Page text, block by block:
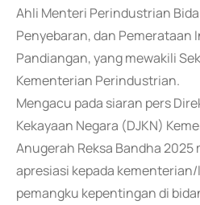
Ahli Menteri Perindustrian
Penyebaran, dan Pemerataan
Pandiangan, yang mewakili
Kementerian Perindustrian.
Mengacu pada siaran pers
Kekayaan Negara (DJKN)
Anugerah Reksa Bandha
apresiasi kepada
pemangku kepentingan di